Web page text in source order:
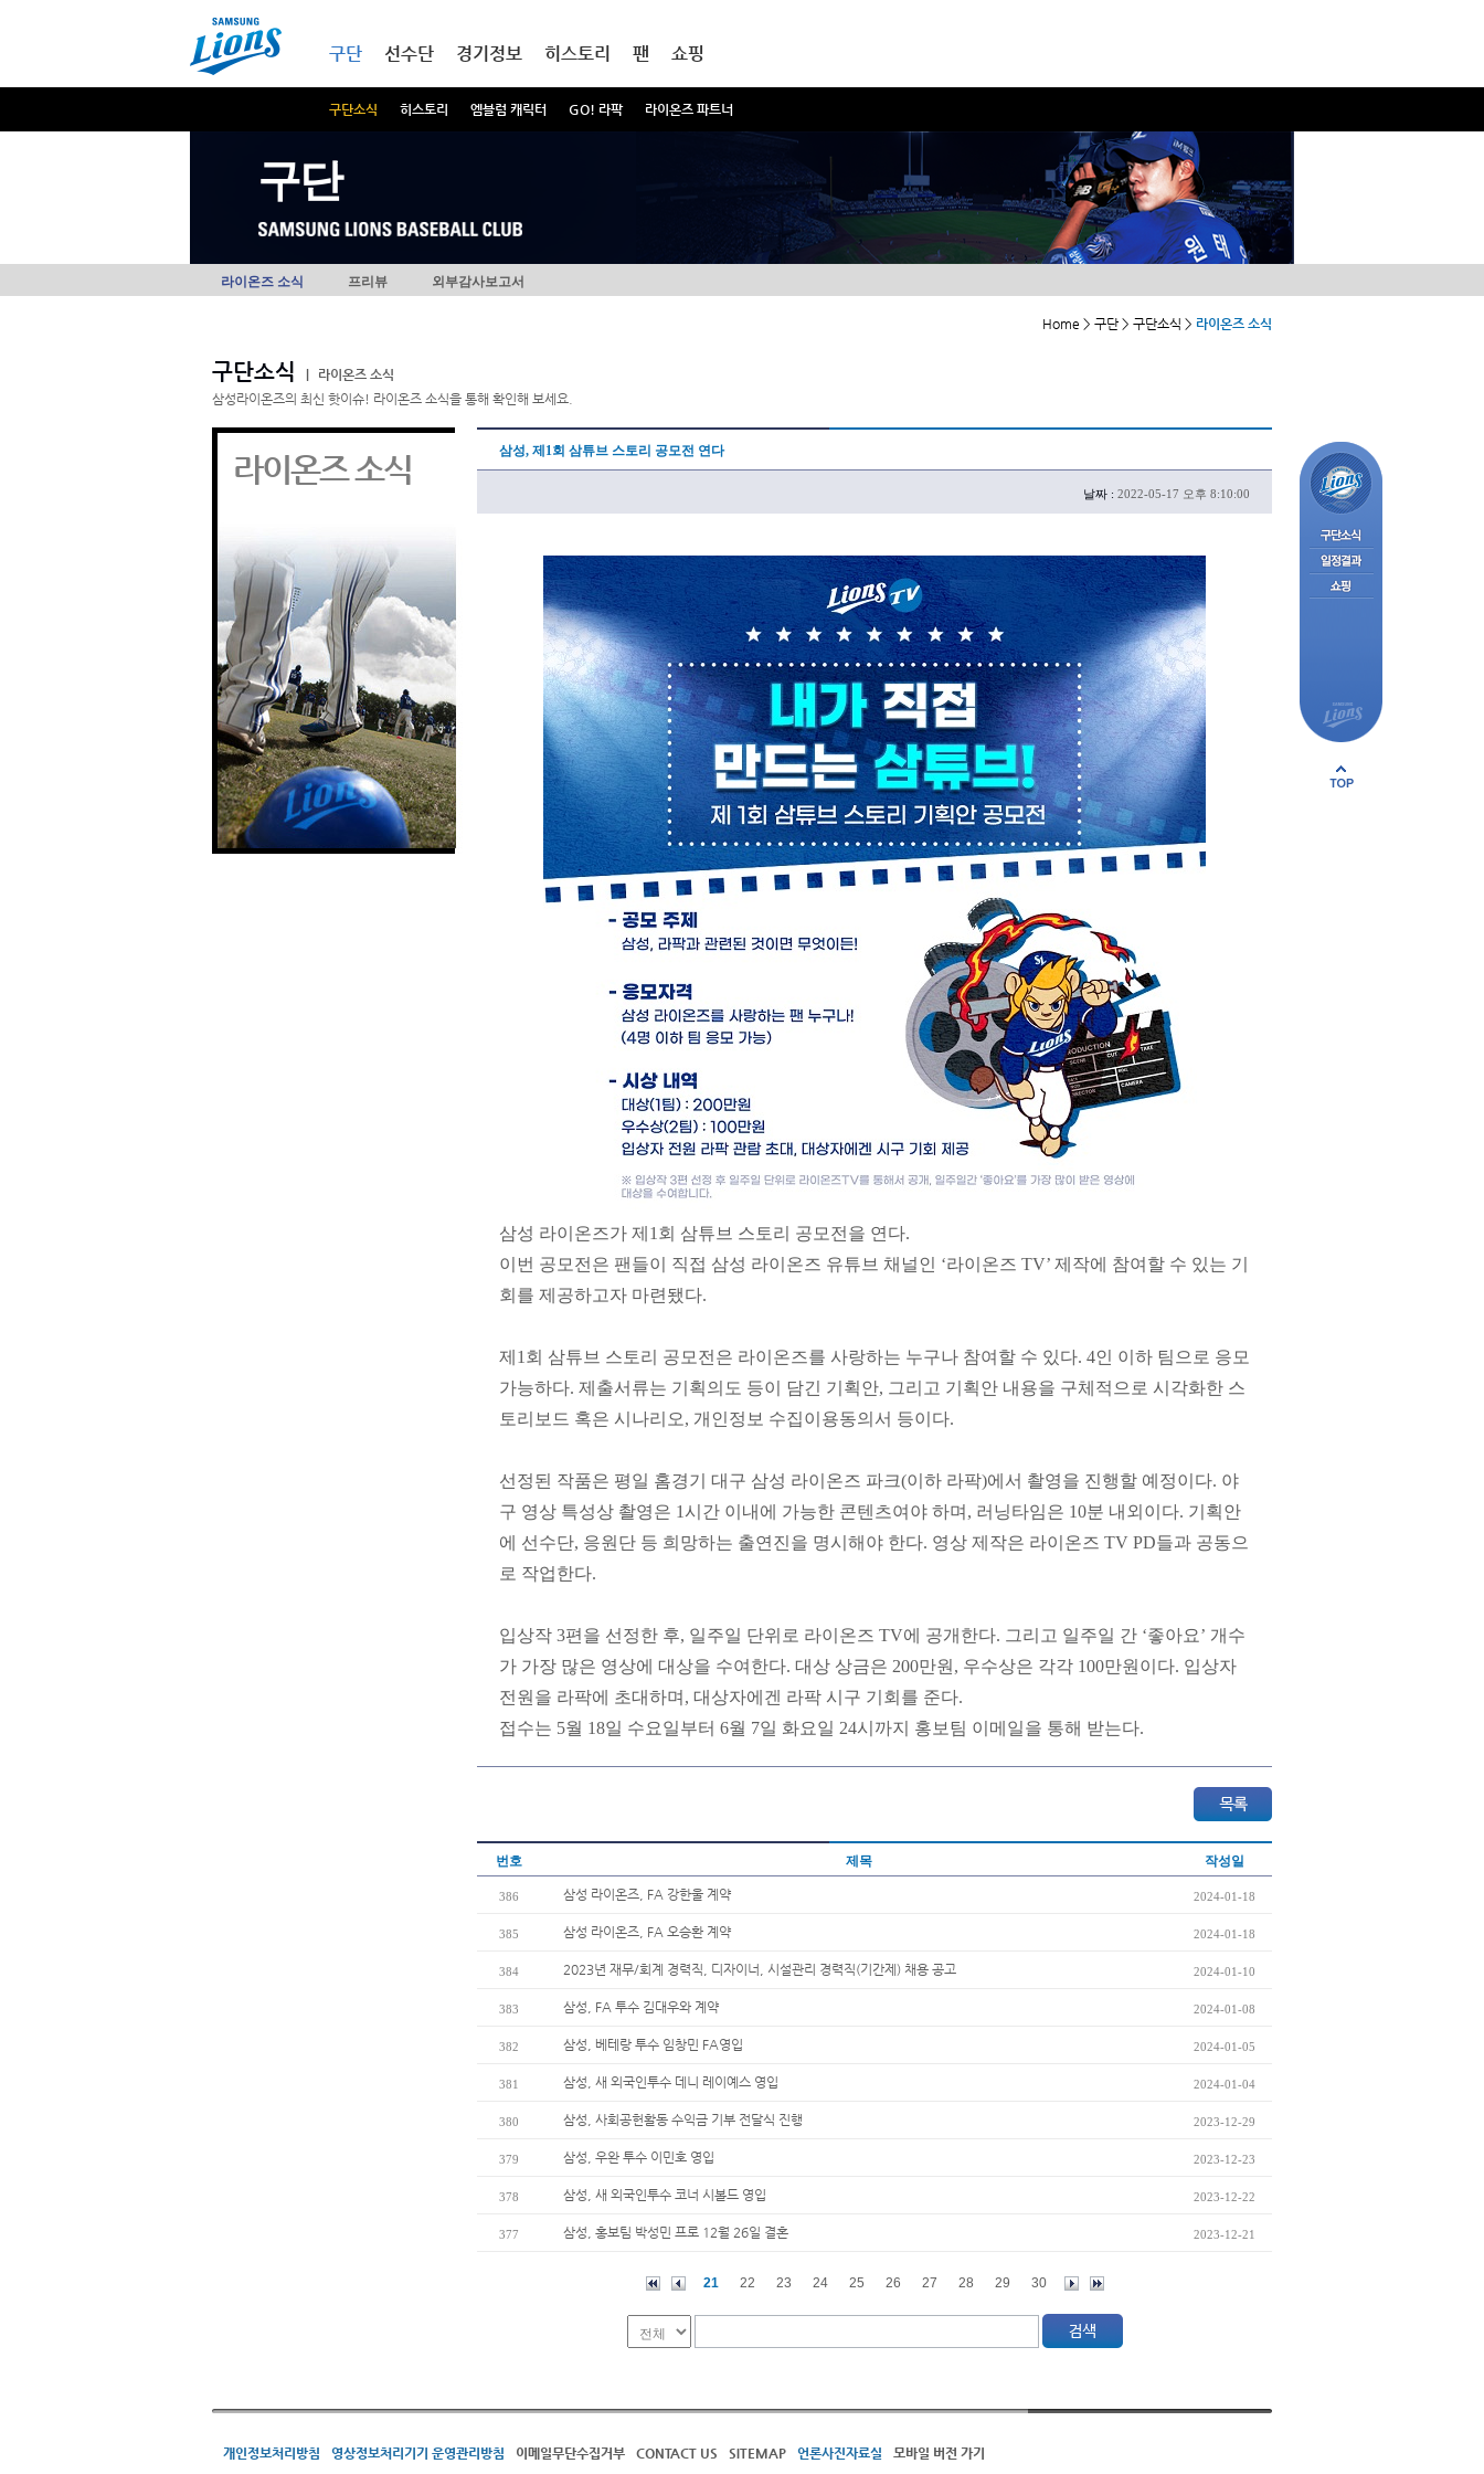
구단
구단소식 히스토리 엠블럼 캐릭터 GO! 라팍 라이온즈 파트너
선수단 경기정보 히스토리 팬 쇼핑
구단
라이온즈 소식 프리뷰 외부감사보고서
Home > 구단 > 구단소식 > 라이온즈 소식
구단소식
라이온즈 소식
삼성라이온즈의 최신 핫이슈! 라이온즈 소식을 통해 확인해 보세요.
라이온즈 소식 삼성, 제1회 삼튜브 스토리 공모전 연다
날짜 : 2022-05-17 오후 8:10:00
삼성 라이온즈가 제1회 삼튜브 스토리 공모전을 연다.
이번 공모전은 팬들이 직접 삼성 라이온즈 유튜브 채널인 ‘라이온즈 TV’ 제작에 참여할 수 있는 기
회를 제공하고자 마련됐다.
제1회 삼튜브 스토리 공모전은 라이온즈를 사랑하는 누구나 참여할 수 있다. 4인 이하 팀으로 응모
가능하다. 제출서류는 기획의도 등이 담긴 기획안, 그리고 기획안 내용을 구체적으로 시각화한 스
토리보드 혹은 시나리오, 개인정보 수집이용동의서 등이다.
선정된 작품은 평일 홈경기 대구 삼성 라이온즈 파크(이하 라팍)에서 촬영을 진행할 예정이다. 야
구 영상 특성상 촬영은 1시간 이내에 가능한 콘텐츠여야 하며, 러닝타임은 10분 내외이다. 기획안
에 선수단, 응원단 등 희망하는 출연진을 명시해야 한다. 영상 제작은 라이온즈 TV PD들과 공동으
로 작업한다.
입상작 3편을 선정한 후, 일주일 단위로 라이온즈 TV에 공개한다. 그리고 일주일 간 ‘좋아요’ 개수
가 가장 많은 영상에 대상을 수여한다. 대상 상금은 200만원, 우수상은 각각 100만원이다. 입상자
전원을 라팍에 초대하며, 대상자에겐 라팍 시구 기회를 준다.
접수는 5월 18일 수요일부터 6월 7일 화요일 24시까지 홍보팀 이메일을 통해 받는다.
번호 제목 작성일
386 삼성 라이온즈, FA 강한울 계약 2024-01-18
385 삼성 라이온즈, FA 오승환 계약 2024-01-18
384 2023년 재무/회계 경력직, 디자이너, 시설관리 경력직(기간제) 채용 공고 2024-01-10
383 삼성, FA 투수 김대우와 계약 2024-01-08
382 삼성, 베테랑 투수 임창민 FA영입 2024-01-05
381 삼성, 새 외국인투수 데니 레이예스 영입 2024-01-04
380 삼성, 사회공헌활동 수익금 기부 전달식 진행 2023-12-29
379 삼성, 우완 투수 이민호 영입 2023-12-23
378 삼성, 새 외국인투수 코너 시볼드 영입 2023-12-22
377 삼성, 홍보팀 박성민 프로 12월 26일 결혼 2023-12-21
21 22 23 24 25 26 27 28 29 30
개인정보처리방침 영상정보처리기기 운영관리방침 이메일무단수집거부 CONTACT US SITEMAP 언론사진자료실 모바일 버전 가기